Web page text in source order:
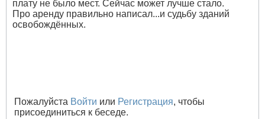
плату не было мест. Сейчас может лучше стало.
Про аренду правильно написал...и судьбу зданий
освобождённых.
Пожалуйста Войти или Регистрация, чтобы
присоединиться к беседе.